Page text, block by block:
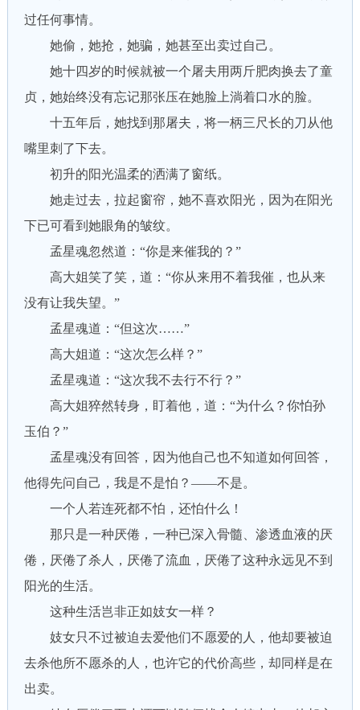
过任何事情。
她偷，她抢，她骗，她甚至出卖过自己。
她十四岁的时候就被一个屠夫用两斤肥肉换去了童
贞，她始终没有忘记那张压在她脸上淌着口水的脸。
十五年后，她找到那屠夫，将一柄三尺长的刀从他
嘴里刺了下去。
初升的阳光温柔的洒满了窗纸。
她走过去，拉起窗帘，她不喜欢阳光，因为在阳光
下已可看到她眼角的皱纹。
孟星魂忽然道：“你是来催我的？”
高大姐笑了笑，道：“你从来用不着我催，也从来
没有让我失望。”
孟星魂道：“但这次……”
高大姐道：“这次怎么样？”
孟星魂道：“这次我不去行不行？”
高大姐猝然转身，盯着他，道：“为什么？你怕孙
玉伯？”
孟星魂没有回答，因为他自己也不知道如何回答，
他得先问自己，我是不是怕？——不是。
一个人若连死都不怕，还怕什么！
那只是一种厌倦，一种已深入骨髓、渗透血液的厌
倦，厌倦了杀人，厌倦了流血，厌倦了这种永远见不到
阳光的生活。
这种生活岂非正如妓女一样？
妓女只不过被迫去爱他们不愿爱的人，他却要被迫
去杀他所不愿杀的人，也许它的代价高些，却同样是在
出卖。